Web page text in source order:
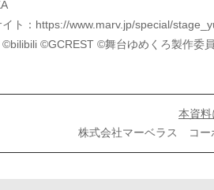
ト： https://www.marv.jp/special/
©GCREST ©舞台ゆめくろ製作委
本資
株式会社マーベラス コー